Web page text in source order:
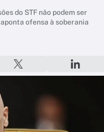
do STF não podem ser
ofensa à soberania